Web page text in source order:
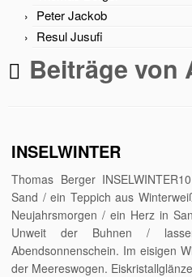
Peter Jackob
Resul Jusufi
Beiträge von
INSELWINTER
Thomas Berger
Sand / ein Teppich aus
Neujahrsmorgen / ein Herz in
Unweit der Buhnen /
Abendsonnenschein. Im eisigen
der Meereswogen.